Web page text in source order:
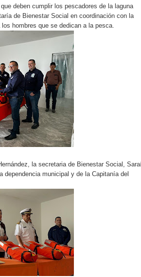
deben cumplir los pescadores de la laguna
de Bienestar Social en coordinación con la
hombres que se dedican a la pesca.
la secretaria de Bienestar Social,
dependencia municipal y de la Capitanía del